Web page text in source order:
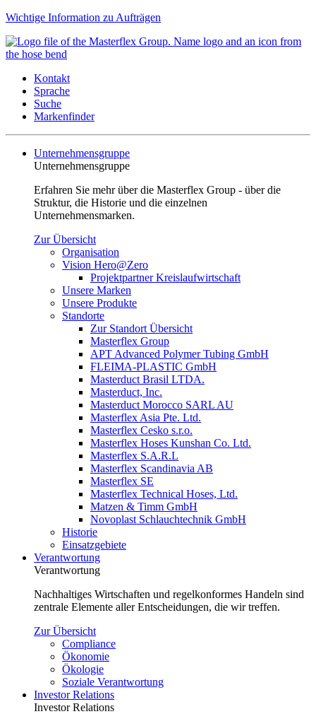
Wichtige Information zu Aufträgen
Kontakt
Sprache
Suche
Markenfinder
Unternehmensgruppe
Unternehmensgruppe
Erfahren Sie mehr über die Masterflex Group - über die
Struktur, die Historie und die einzelnen
Unternehmensmarken.
Zur Übersicht
Organisation
Vision Hero@Zero
Projektpartner Kreislaufwirtschaft
Unsere Marken
Unsere Produkte
Standorte
Zur Standort Übersicht
Masterflex Group
APT Advanced Polymer Tubing GmbH
FLEIMA-PLASTIC GmbH
Masterduct Brasil LTDA.
Masterduct, Inc.
Masterduct Morocco SARL AU
Masterflex Asia Pte. Ltd.
Masterflex Cesko s.r.o.
Masterflex Hoses Kunshan Co. Ltd.
Masterflex S.A.R.L
Masterflex Scandinavia AB
Masterflex SE
Masterflex Technical Hoses, Ltd.
Matzen & Timm GmbH
Novoplast Schlauchtechnik GmbH
Historie
Einsatzgebiete
Verantwortung
Verantwortung
Nachhaltiges Wirtschaften und regelkonformes Handeln sind
zentrale Elemente aller Entscheidungen, die wir treffen.
Zur Übersicht
Compliance
Ökonomie
Ökologie
Soziale Verantwortung
Investor Relations
Investor Relations